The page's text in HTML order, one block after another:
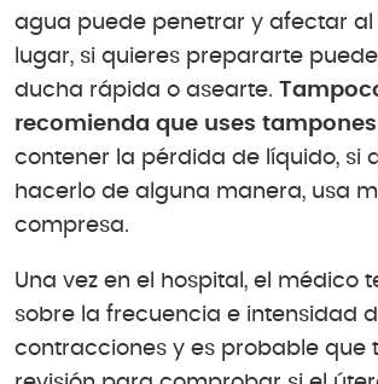
agua puede penetrar y afectar al
lugar, si quieres prepararte
ducha rápida o asearte.
recomienda que uses tampones
contener la pérdida de líquido, si
hacerlo de alguna manera, usa
compresa.
Una vez en el hospital, el médico
sobre la frecuencia e intensidad
contracciones y es probable que